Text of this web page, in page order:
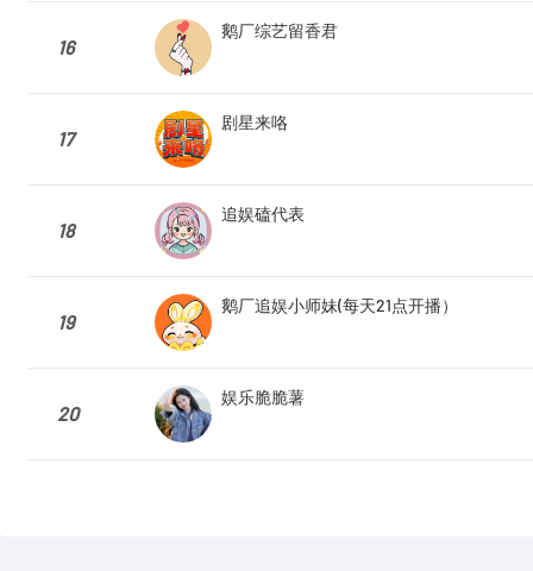
16
鹅厂综艺留香君
17
剧星来咯
18
追娱磕代表
19
鹅厂追娱小师妹(每天21点开播）
20
娱乐脆脆薯